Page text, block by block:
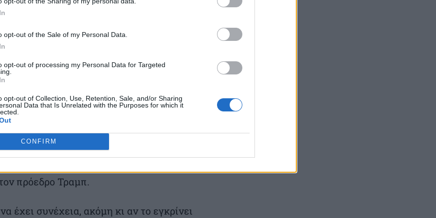
opt-out of the Sale of my Personal Data.
opt-out of processing my Personal Data for Targeted
opt-out of Collection, Use, Retention, Sale, and/or Sharing
Data that Is Unrelated with the Purposes for which it
CONFIRM
τίποτα τέτοιο.
έχει εμπλουτιστεί σε υψηλό βαθμό
για την επίτευξη συμφωνίας. Οι
Ιράν πως επιδιώκει την απόκτηση
Τεχεράνη αρνείται εδώ και δεκαετίες.
ενέκρινε χθες κείμενο το οποίο
των ΗΠΑ που έχουν
του πολέμου εναντίον του Ιράν,
εξέλιξη πάντως στην οποία
πρόεδρο Τραμπ.
έχει συνέχεια, ακόμη κι αν το εγκρίνει